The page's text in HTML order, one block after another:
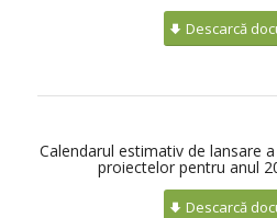
Descarcă
Calendarul estimativ de lansare
proiectelor pentru anul
Descarcă